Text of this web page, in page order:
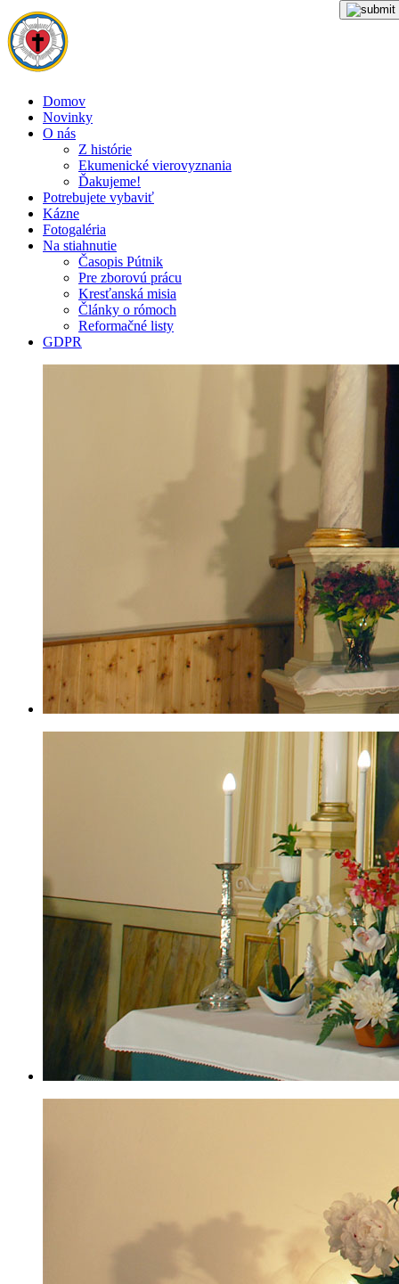
Domov
Novinky
O nás
Z histórie
Ekumenické vierovyznania
Ďakujeme!
Potrebujete vybaviť
Kázne
Fotogaléria
Na stiahnutie
Časopis Pútnik
Pre zborovú prácu
Kresťanská misia
Články o rómoch
Reformačné listy
GDPR